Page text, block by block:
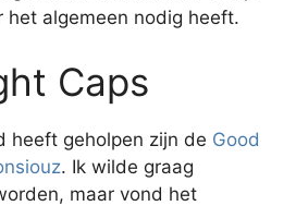
het algemeen nodig heeft.
Caps
heeft geholpen zijn de Good
. Ik wilde graag
maar vond het